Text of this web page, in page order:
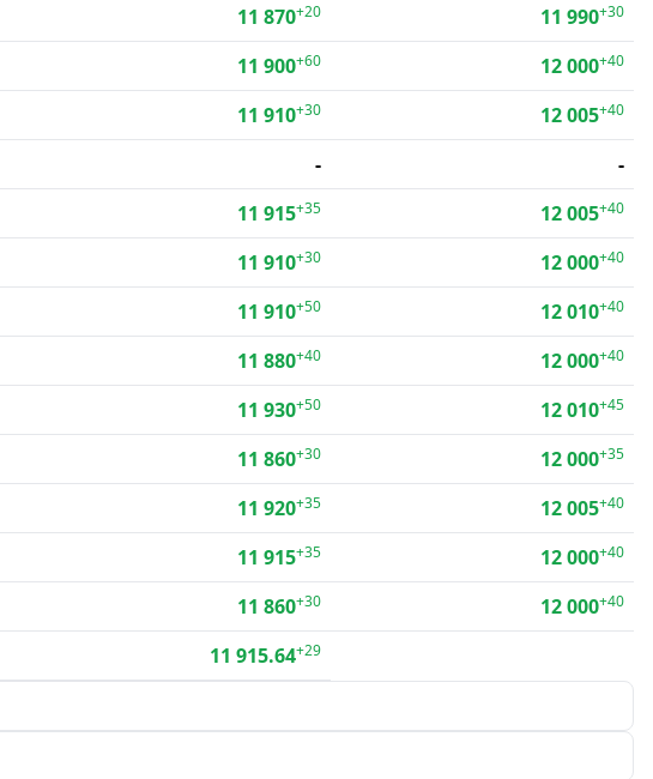
11 870+20 11 990+30
11 900+60 12 000+40
11 910+30 12 005+40
-
-
11 915+35 12 005+40
11 910+30 12 000+40
11 910+50 12 010+40
11 880+40 12 000+40
11 930+50 12 010+45
11 860+30 12 000+35
11 920+35 12 005+40
11 915+35 12 000+40
11 860+30 12 000+40
11 915.64+29